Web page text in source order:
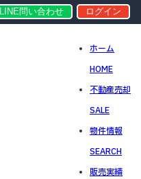
ホーム
HOME
不動産売却
SALE
物件情報
SEARCH
販売実績
LINE問い合わせ ログイン